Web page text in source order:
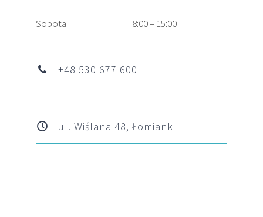
Sobota 8:00 – 15:00
+48 530 677 600
ul. Wiślana 48, Łomianki